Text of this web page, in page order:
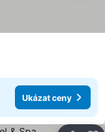
Ukázat ceny